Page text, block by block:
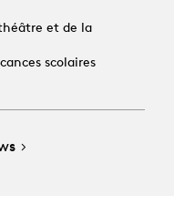
et de la
scolaires